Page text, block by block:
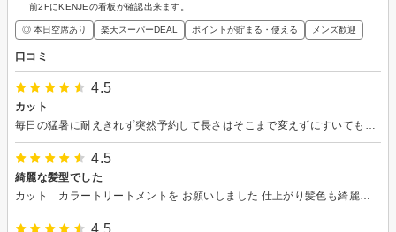
前2FにKENJEの看板が確認出来ます。
◎ 本日空席あり 楽天スーパーDEAL ポイントが貯まる・使える メンズ歓迎
口コミ
4.5
カット
4.5
綺麗な髪型でした
4.5